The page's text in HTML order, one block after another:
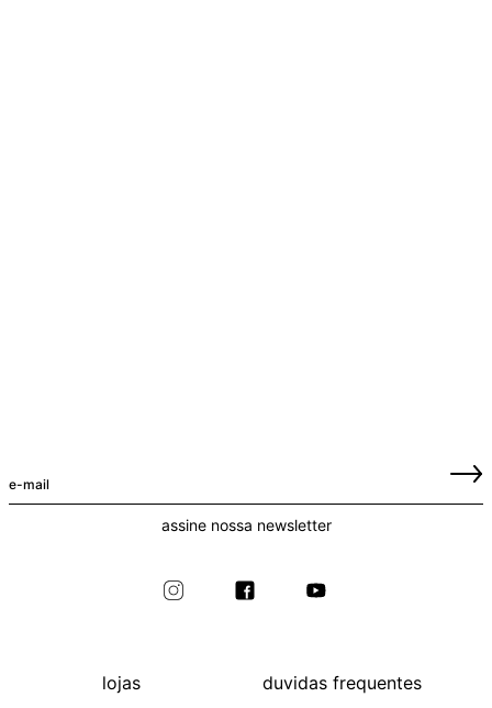
assine nossa newsletter
lojas
duvidas frequentes